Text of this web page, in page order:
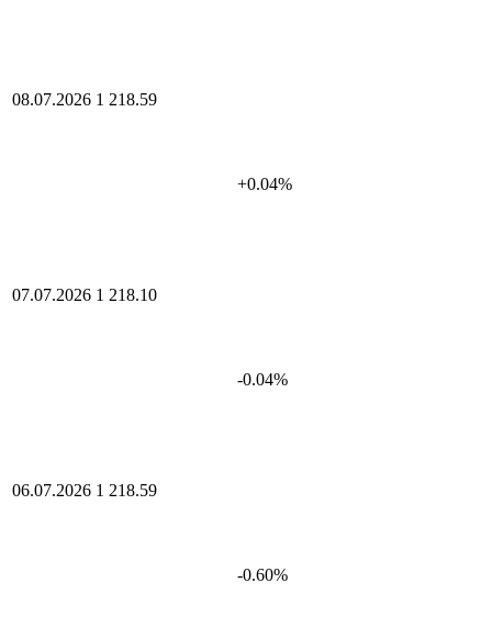
08.07.2026 1 218.59
+0.04%
07.07.2026 1 218.10
-0.04%
06.07.2026 1 218.59
-0.60%